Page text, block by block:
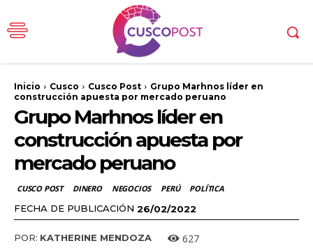
Inicio Cusco Cusco Post
Grupo Marhnos líder en
construcción apuesta por mercado peruano
Grupo Marhnos líder en
construcción apuesta por
mercado peruano
CUSCO POST DINERO NEGOCIOS PERÚ POLÍTICA
FECHA DE PUBLICACIÓN 26/02/2022
POR: KATHERINE MENDOZA 627